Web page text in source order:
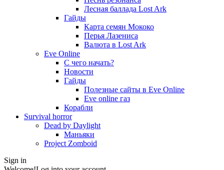
Лесная баллада Lost Ark
Гайды
Карта семян Мококо
Перья Лазениса
Валюта в Lost Ark
Eve Online
С чего начать?
Новости
Гайды
Полезные сайты в Eve Online
Eve online газ
Корабли
Survival horror
Dead by Daylight
Маньяки
Project Zomboid
Sign in